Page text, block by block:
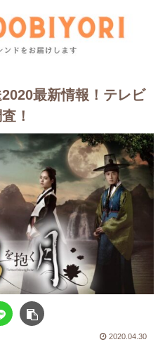
最新情報！テレビ
！
2020.04.30